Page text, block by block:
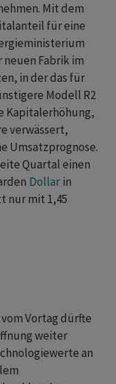
⁠Mit dem
für eine
Fabrik im
in der das für
Modell R2
Kapitalerhöhung,
verwässert,
Umsatzprognose.
Quartal einen
Dollar in
nur mit 1,45
Vortag dürfte
weiter
an